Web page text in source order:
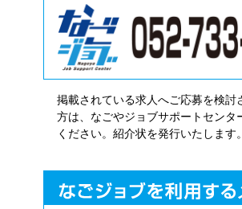
掲載されている求人へご応募を検討
方は、なごやジョブサポートセンタ
ください。紹介状を発行いたします。